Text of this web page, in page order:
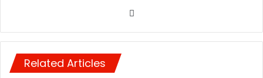
Website
Related Articles